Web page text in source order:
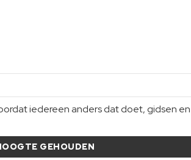
iedereen anders dat doet, gidsen
GEHOUDEN